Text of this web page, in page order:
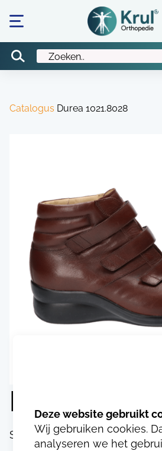
Catalogus Durea 1021.8028
Durea
SKU: DU102118080283
Wij gebruiken cookies.
analyseren we het